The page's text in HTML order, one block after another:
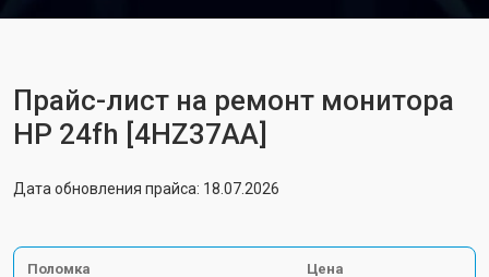
Прайс-лист на ремонт монитора
HP 24fh [4HZ37AA]
Дата обновления прайса: 18.07.2026
Поломка Цена